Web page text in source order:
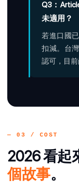
Q3：
未適用？
若進口國
扣減。台
認可，目前
— 03 / COST
2026 看起
個故事。